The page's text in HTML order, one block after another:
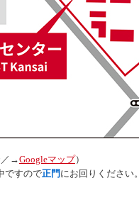
／→Googleマップ）
ですので正門 にお回りください。